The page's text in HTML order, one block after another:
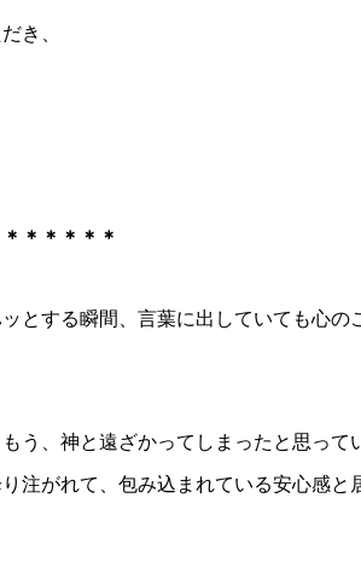
き、
＊＊＊＊＊
とする瞬間、言葉に出していても心の
う、神と遠ざかってしまったと思って
注がれて、包み込まれている安心感と